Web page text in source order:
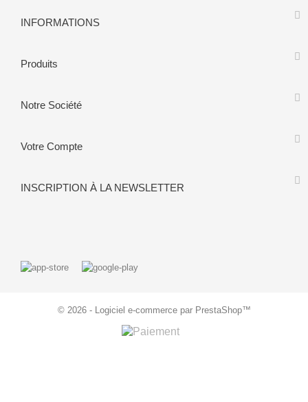
INFORMATIONS
Produits
Notre Société
Votre Compte
INSCRIPTION À LA NEWSLETTER
© 2026 - Logiciel e-commerce par PrestaShop™